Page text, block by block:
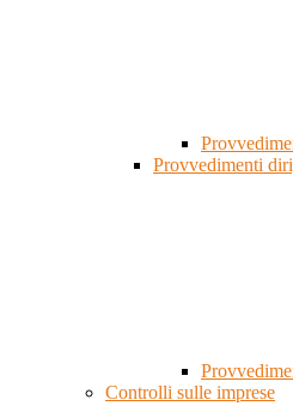
Provvedimenti
Controlli sulle imprese